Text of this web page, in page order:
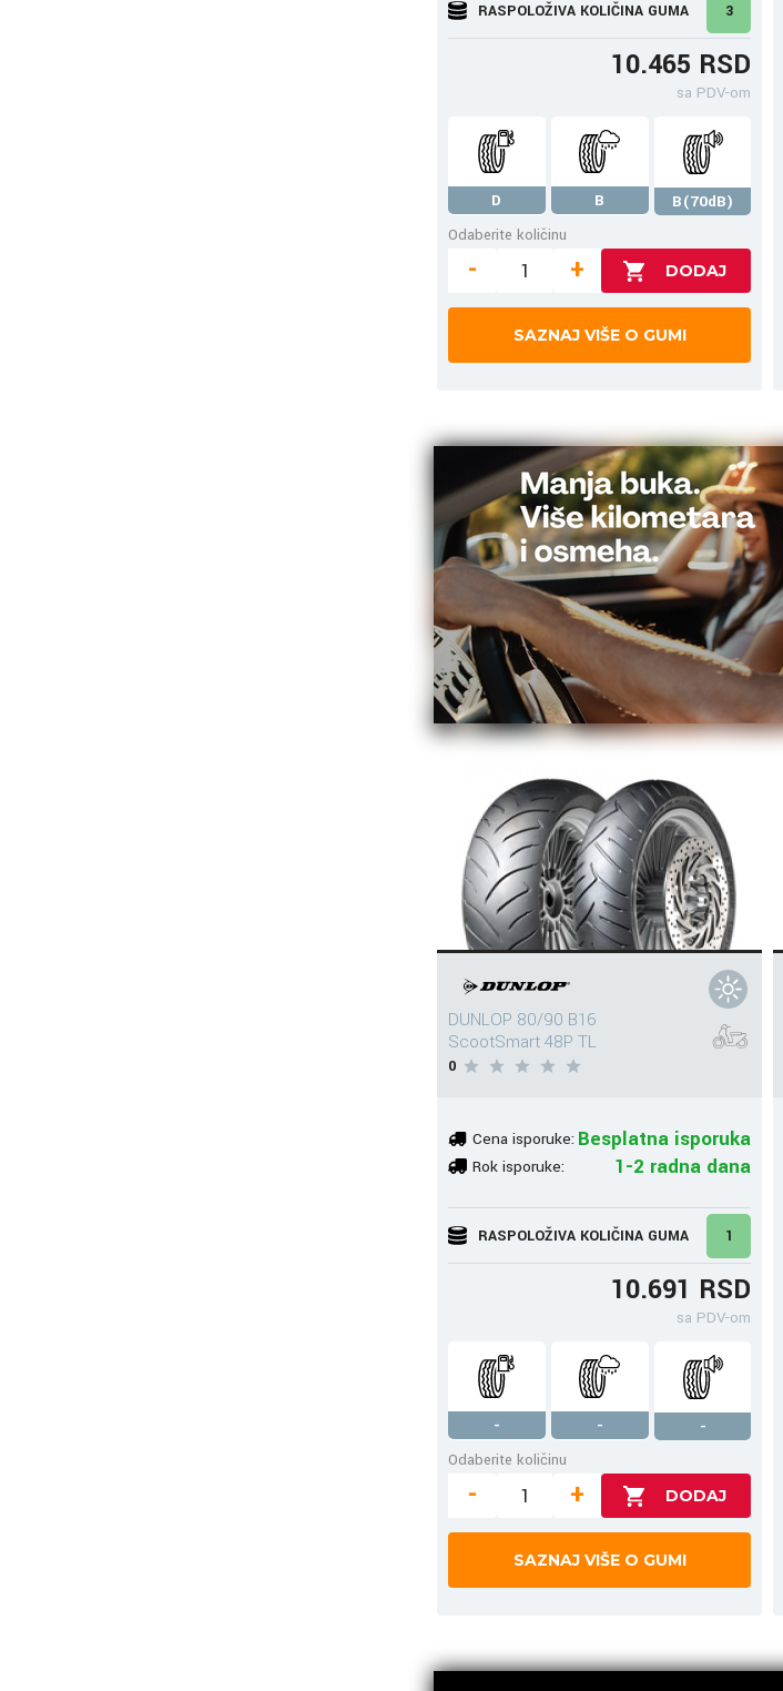
RASPOLOŽIVA KOLIČINA GUMA 3
10.465 RSD
sa PDV-om
D B
B(70dB)
Odaberite količinu
- +
SAZNAJ VIŠE O GUMI
DUNLOP 80/90 B16
ScootSmart 48P TL
0
Cena isporuke: Besplatna isporuka
Rok isporuke: 1-2 radna dana
RASPOLOŽIVA KOLIČINA GUMA 1
10.691 RSD
sa PDV-om
- -
-
Odaberite količinu
- +
SAZNAJ VIŠE O GUMI